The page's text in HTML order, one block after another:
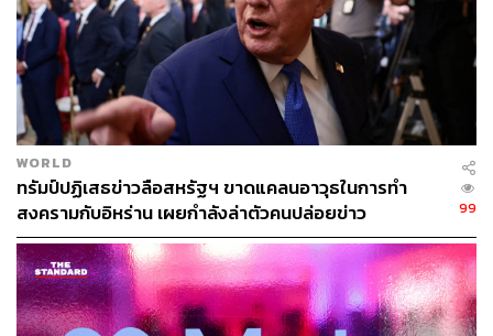
WORLD
ทรัมป์ปฏิเสธข่าวลือสหรัฐฯ ขาดแคลนอาวุธในการทำ
สงครามกับอิหร่าน เผยกำลังล่าตัวคนปล่อยข่าว
99